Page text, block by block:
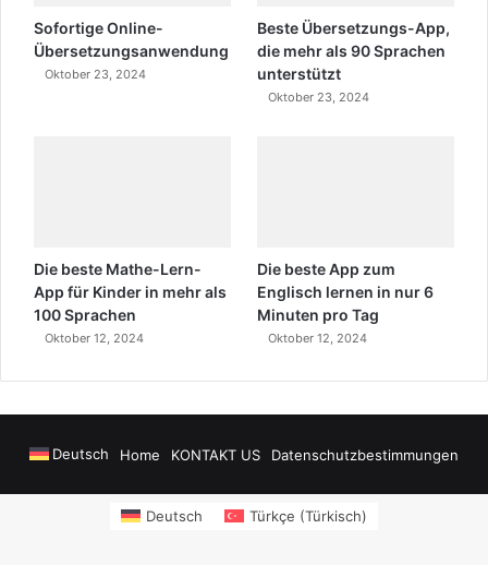
Sofortige Online-
Übersetzungsanwendung
Oktober 23, 2024
Beste Übersetzungs-App,
die mehr als 90 Sprachen
unterstützt
Oktober 23, 2024
Die beste Mathe-Lern-
App für Kinder in mehr als
100 Sprachen
Oktober 12, 2024
Die beste App zum
Englisch lernen in nur 6
Minuten pro Tag
Oktober 12, 2024
Deutsch Home KONTAKT US Datenschutzbestimmungen
Deutsch Türkçe (Türkisch)